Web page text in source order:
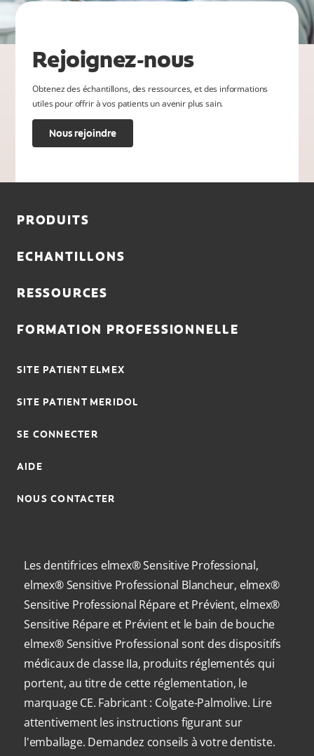
Rejoignez-nous
Obtenez des échantillons, des ressources, et des informations
utiles pour offrir à vos patients un avenir plus sain.
Nous rejoindre
PRODUITS
ECHANTILLONS
RESSOURCES
FORMATION PROFESSIONNELLE
SITE PATIENT ELMEX
SITE PATIENT MERIDOL
SE CONNECTER
AIDE
NOUS CONTACTER
Les dentifrices elmex® Sensitive Professional,
elmex® Sensitive Professional Blancheur, elmex®
Sensitive Professional Répare et Prévient, elmex®
Sensitive Répare et Prévient et le bain de bouche
elmex® Sensitive Professional sont des dispositifs
médicaux de classe IIa, produits réglementés qui
portent, au titre de cette réglementation, le
marquage CE. Fabricant : Colgate-Palmolive. Lire
attentivement les instructions figurant sur
l'emballage. Demandez conseils à votre dentiste.